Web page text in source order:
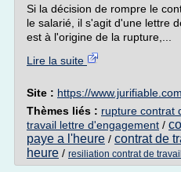
Si la décision de rompre le
le salarié, il s'agit d'une lettre
est à l'origine de la rupture,...
Lire la suite
Site : https://www.jurifiable.com
Thèmes liés : rupture contrat
travail lettre d'engagement /
paye a l'heure / contrat de
heure / resiliation contrat de